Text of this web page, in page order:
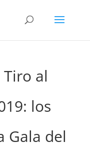
al
los
Gala del